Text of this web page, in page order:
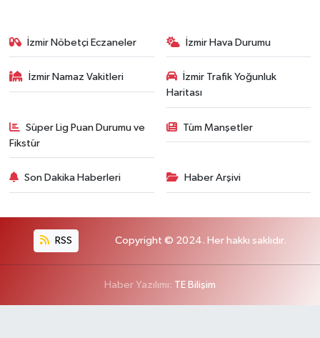
İzmir Nöbetçi Eczaneler İzmir Hava Durumu
İzmir Namaz Vakitleri
İzmir Trafik Yoğunluk
Haritası
Süper Lig Puan Durumu ve
Fikstür
Tüm Manşetler
Son Dakika Haberleri Haber Arşivi
RSS Copyright © 2024. Her hakkı saklıdır.
Haber Yazılımı: TE Bilişim